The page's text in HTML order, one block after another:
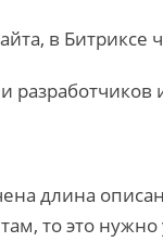
в Битриксе
длина
то это